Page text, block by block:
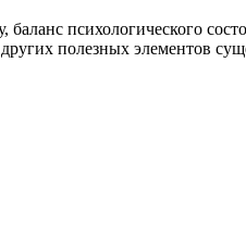
психологического
полезных элементов